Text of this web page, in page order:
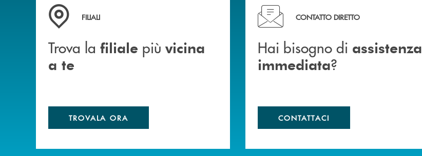
Trova la filiale più vicina a te
FILIALI
Trova la filiale più vicina
a te
TROVALA ORA
Hai bisogno di assistenza immediata ?
CONTATTO DIRETTO
Hai bisogno di assistenza
immediata?
CONTATTACI